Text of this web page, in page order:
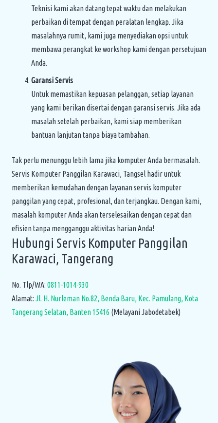
Teknisi kami akan datang tepat waktu dan melakukan
perbaikan di tempat dengan peralatan lengkap. Jika
masalahnya rumit, kami juga menyediakan opsi untuk
membawa perangkat ke workshop kami dengan persetujuan
Anda.
Garansi Servis
Untuk memastikan kepuasan pelanggan, setiap layanan
yang kami berikan disertai dengan garansi servis. Jika ada
masalah setelah perbaikan, kami siap memberikan
bantuan lanjutan tanpa biaya tambahan.
Tak perlu menunggu lebih lama jika komputer Anda bermasalah.
Servis Komputer Panggilan Karawaci, Tangsel hadir untuk
memberikan kemudahan dengan layanan servis komputer
panggilan yang cepat, profesional, dan terjangkau. Dengan kami,
masalah komputer Anda akan terselesaikan dengan cepat dan
efisien tanpa mengganggu aktivitas harian Anda!
Hubungi Servis Komputer Panggilan
Karawaci, Tangerang
No. Tlp/WA: 0811-1014-930
Alamat: Jl. H. Nurleman No.82, Benda Baru, Kec. Pamulang, Kota
Tangerang Selatan, Banten 15416 (Melayani Jabodetabek)